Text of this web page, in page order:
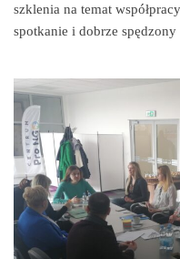
szklenia na temat
spotkanie i dobrze spędzony